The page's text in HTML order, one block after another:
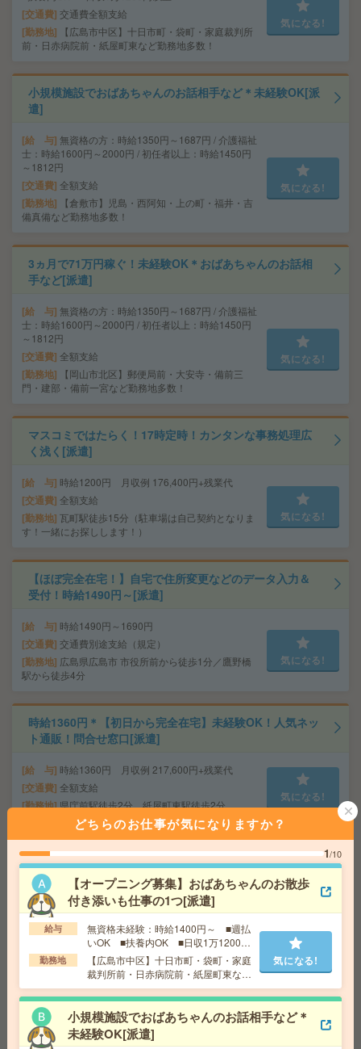
交通費 交通費全額支給
勤務地
【広島市中区】十日市町・袋町・家庭裁判所
前・日赤病院前・紙屋町東など勤務地多数！
気になる!
小規模施設でおばあちゃんのお話相手など＊未経験OK[派
遣]
給 与 無資格の方：時給1350円～1687円 / 介護福祉
士：時給1600円～2000円 / 初任者以上：時給1450円
～1812円
交通費 全額支給
勤務地
【倉敷市】児島・西阿知・上の町・福井・吉
備真備など勤務地多数！
気になる!
3ヵ月で71万円稼ぐ！未経験OK＊おばあちゃんのお話相
手など[派遣]
給 与 無資格の方：時給1350円～1687円 / 介護福祉
士：時給1600円～2000円 / 初任者以上：時給1450円
～1812円
交通費 全額支給
勤務地
【岡山市北区】郵便局前・大安寺・備前三
門・建部・備前一宮など勤務地多数！
気になる!
マスコミではたらく！17時定時！カンタンな事務処理広
く浅く[派遣]
給 与 時給1200円 月収例 176,400円+残業代
交通費 全額支給
勤務地 瓦町駅徒歩15分（駐車場は自己契約となりま
す！一緒にお探しします！）
気になる!
【ほぼ完全在宅！】自宅で住所変更などのデータ入力＆
受付！時給1490円～[派遣]
給 与 時給1490円～1690円
交通費 交通費別途支給（規定）
勤務地 広島県広島市 市役所前から徒歩1分／鷹野橋
駅から徒歩4分
気になる!
時給1360円＊【初日から完全在宅】未経験OK！人気ネッ
ト通販！問合せ窓口[派遣]
給 与 時給1360円 月収例 217,600円+残業代
交通費 全額支給
勤務地 県庁前駅徒歩2分、紙屋町東駅徒歩2分
気になる!
時給1300円＊9月開始！明るい職場で働きやすいと評判！
長期的にはたらく＊事務[派遣]
給 与 時給1300円 月収例 218,400円
交通費 全額支給
勤務地 香西駅徒歩11分（駐車場完備）
【週5日×7時間】社員実績あり！電話対応少なめ！長期！
事務[派遣]
給 与 時給1250円 月収例 175,000円
どちらのお仕事が気になりますか？
1/10
【オープニング募集】おばあちゃんのお散歩
付き添いも仕事の1つ[派遣]
給与
無資格未経験：時給1400円～ ■週払
いOK ■扶養内OK ■日収1万1200円
以上
勤務地
【広島市中区】十日市町・袋町・家庭
裁判所前・日赤病院前・紙屋町東など
勤務地多数！
気になる!
小規模施設でおばあちゃんのお話相手など＊
未経験OK[派遣]